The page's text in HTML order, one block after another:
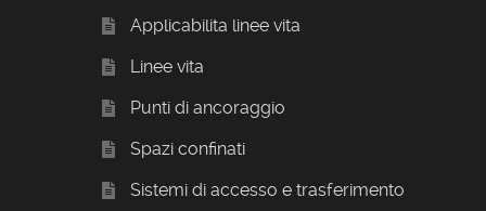
Applicabilita linee vita
Linee vita
Punti di ancoraggio
Spazi confinati
Sistemi di accesso e trasferimento